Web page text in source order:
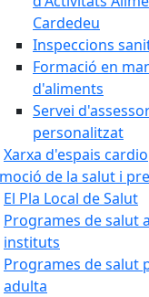
Cardedeu
Inspeccions
Formació en
d'aliments
Servei
personalitzat
Xarxa d'espais
de la salut i
El Pla Local de Salut
Programes de salut
instituts
Programes de salut
adulta